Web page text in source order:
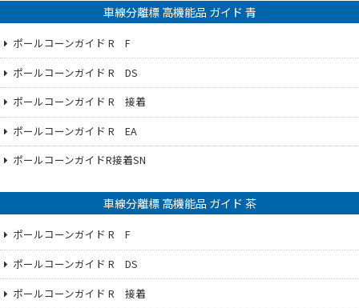
車線分離標 高機能品 ガイド 青
ポールコーンガイド R F
ポールコーンガイド R DS
ポールコーンガイド R 接着
ポールコーンガイド R EA
ポールコーンガイドR接着SN
車線分離標 高機能品 ガイド 茶
ポールコーンガイド R F
ポールコーンガイド R DS
ポールコーンガイド R 接着